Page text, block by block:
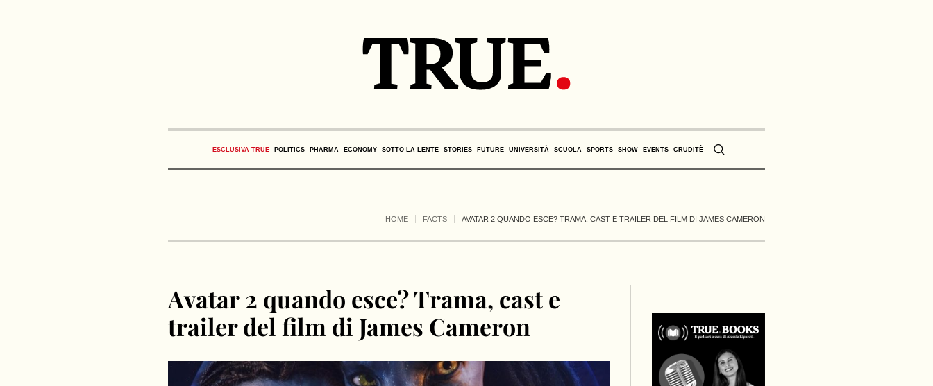
ESCLUSIVA TRUE POLITICS PHARMA ECONOMY SOTTO LA LENTE STORIES FUTURE UNIVERSITÀ SCUOLA SPORTS SHOW EVENTS CRUDITÈ
HOME FACTS AVATAR 2 QUANDO ESCE? TRAMA, CAST E TRAILER DEL FILM DI JAMES CAMERON
Avatar 2 quando esce? Trama, cast e
trailer del film di James Cameron